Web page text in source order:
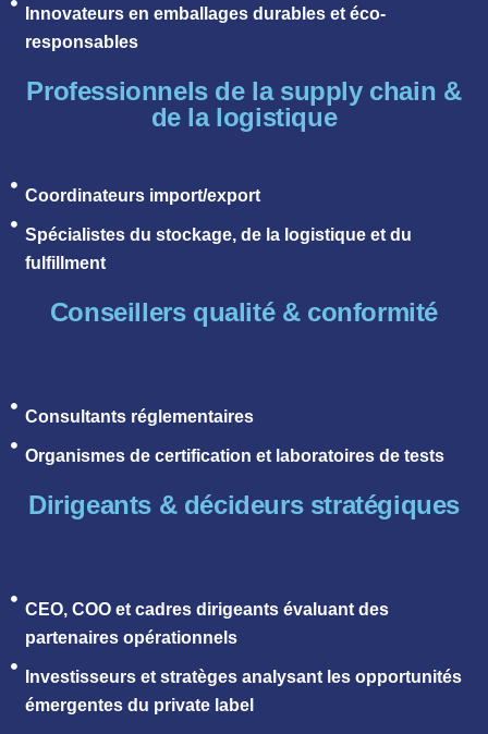
Innovateurs en emballages durables et éco-
responsables
Professionnels de la supply chain &
de la logistique
Coordinateurs import/export
Spécialistes du stockage, de la logistique et du
fulfillment
Conseillers qualité & conformité
Consultants réglementaires
Organismes de certification et laboratoires de tests
Dirigeants & décideurs stratégiques
CEO, COO et cadres dirigeants évaluant des
partenaires opérationnels
Investisseurs et stratèges analysant les opportunités
émergentes du private label